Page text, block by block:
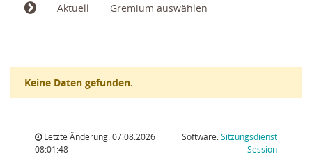
Aktuell
Gremium auswählen
Keine Daten gefunden.
Letzte Änderung: 07.08.2026
08:01:48
Software:Sitzungsdienst
Session(Wird in